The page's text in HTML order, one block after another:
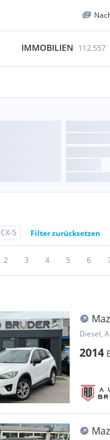
IMMOBILIEN 112.557
CX-5 Filter zurücksetzen
2 3 4 5 6
Diesel,
2014